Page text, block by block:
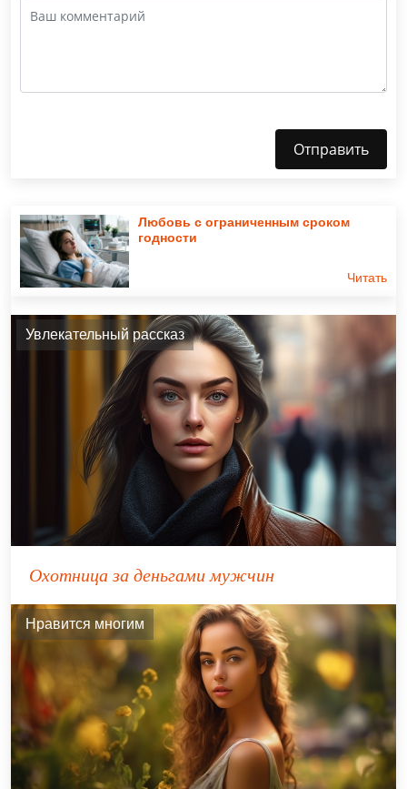
Отправить
Любовь с ограниченным сроком
годности
Читать
Увлекательный рассказ
Охотница за деньгами мужчин
Нравится многим